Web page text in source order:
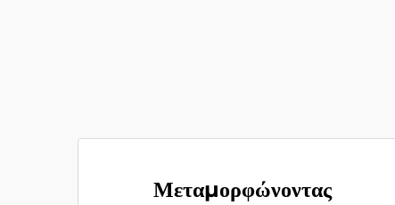
Μεταμορφώνοντας